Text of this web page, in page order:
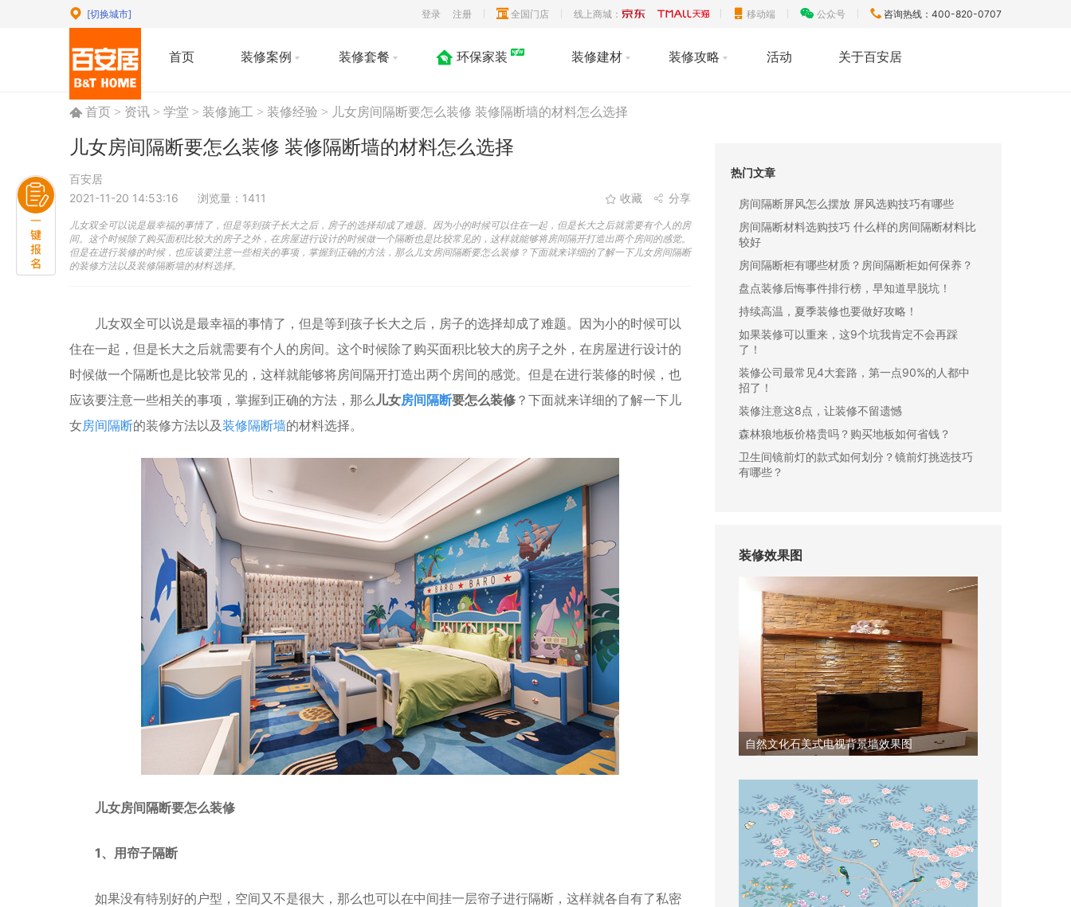
[切换城市] 登录 注册 全国门店 线上商城： 移动端 公众号 咨询热线：400-820-0707
首页 装修案例 装修套餐 环保家装 装修建材 装修攻略 活动 关于百安居
首页 > 资讯 > 学堂 > 装修施工 > 装修经验 > 儿女房间隔断要怎么装修 装修隔断墙的材料怎么选择
儿女房间隔断要怎么装修 装修隔断墙的材料怎么选择
百安居
2021-11-20 14:53:16
浏览量：1411 收藏 分享
儿女双全可以说是最幸福的事情了，但是等到孩子长大之后，房子的选择却成了难题。因为小的时候可以住在一起，但是长大之后就需要有个人的房
间。这个时候除了购买面积比较大的房子之外，在房屋进行设计的时候做一个隔断也是比较常见的，这样就能够将房间隔开打造出两个房间的感觉。
但是在进行装修的时候，也应该要注意一些相关的事项，掌握到正确的方法，那么儿女房间隔断要怎么装修？下面就来详细的了解一下儿女房间隔断
的装修方法以及装修隔断墙的材料选择。
儿女双全可以说是最幸福的事情了，但是等到孩子长大之后，房子的选择却成了难题。因为小的时候可以
住在一起，但是长大之后就需要有个人的房间。这个时候除了购买面积比较大的房子之外，在房屋进行设计的
时候做一个隔断也是比较常见的，这样就能够将房间隔开打造出两个房间的感觉。但是在进行装修的时候，也
应该要注意一些相关的事项，掌握到正确的方法，那么儿女房间隔断要怎么装修 ？下面就来详细的了解一下儿
女房间隔断的装修方法以及装修隔断墙的材料选择。
儿女房间隔断要怎么装修
1、用帘子隔断
如果没有特别好的户型，空间又不是很大，那么也可以在中间挂一层帘子进行隔断，这样就各自有了私密
热门文章
房间隔断屏风怎么摆放 屏风选购技巧有哪些
房间隔断材料选购技巧 什么样的房间隔断材料比
较好
房间隔断柜有哪些材质？房间隔断柜如何保养？
盘点装修后悔事件排行榜，早知道早脱坑！
持续高温，夏季装修也要做好攻略！
如果装修可以重来，这9个坑我肯定不会再踩
了！
装修公司最常见4大套路，第一点90%的人都中
招了！
装修注意这8点，让装修不留遗憾
森林狼地板价格贵吗？购买地板如何省钱？
卫生间镜前灯的款式如何划分？镜前灯挑选技巧
有哪些？
装修效果图
自然文化石美式电视背景墙效果图